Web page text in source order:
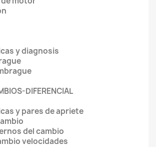
y diagnosis
DIFERENCIAL
y pares de apriete
del cambio
velocidades